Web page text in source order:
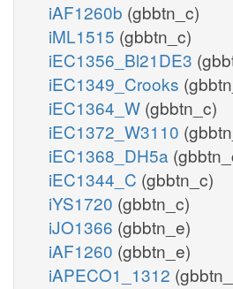
iAF1260b (gbbtn_c)
iML1515 (gbbtn_c)
iEC1356_Bl21DE3
iEC1349_Crooks
iEC1364_W (gbbtn_c)
iEC1372_W3110
iEC1368_DH5a
iEC1344_C (gbbtn_c)
iYS1720 (gbbtn_c)
iJO1366 (gbbtn_e)
iAF1260 (gbbtn_e)
iAPECO1_1312